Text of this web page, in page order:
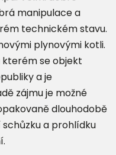
manipulace a
technickém stavu.
plynovými kotli.
kterém se objekt
a je
zájmu je možné
dlouhodobě
a prohlídku